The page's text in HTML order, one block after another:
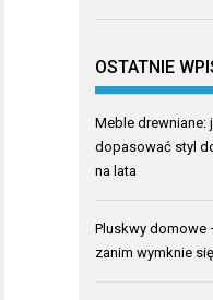
OSTATNIE
Meble drewniane:
dopasować styl
na lata
Pluskwy domowe
zanim wymknie